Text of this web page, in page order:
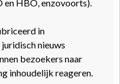
en HBO, enzovoorts).
in
nieuws
bezoekers naar
inhoudelijk reageren.